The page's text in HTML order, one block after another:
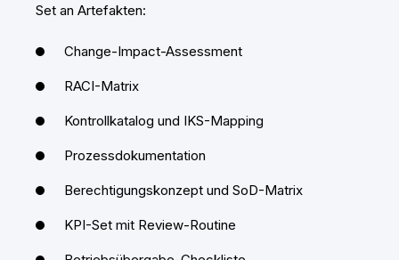
Set an Artefakten:
Change-Impact-Assessment
RACI-Matrix
Kontrollkatalog und IKS-Mapping
Prozessdokumentation
Berechtigungskonzept und SoD-Matrix
KPI-Set mit Review-Routine